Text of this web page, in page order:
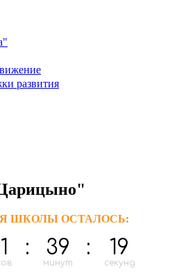
развития
ШКОЛЫ ОСТАЛОСЬ:
: 39
минут
: 18
секунд